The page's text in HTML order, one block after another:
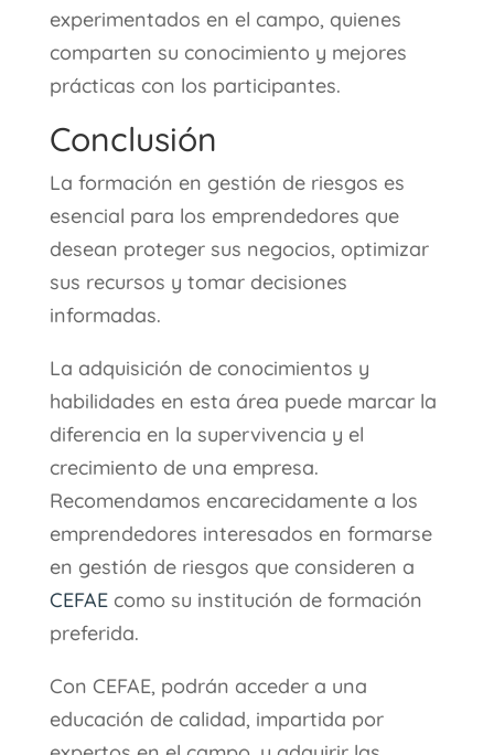
experimentados en el campo, quienes
comparten su conocimiento y mejores
prácticas con los participantes.
Conclusión
La formación en gestión de riesgos es
esencial para los emprendedores que
desean proteger sus negocios, optimizar
sus recursos y tomar decisiones
informadas.
La adquisición de conocimientos y
habilidades en esta área puede marcar la
diferencia en la supervivencia y el
crecimiento de una empresa.
Recomendamos encarecidamente a los
emprendedores interesados en formarse
en gestión de riesgos que consideren a
CEFAEcomo su institución de formación
preferida.
Con CEFAE, podrán acceder a una
educación de calidad, impartida por